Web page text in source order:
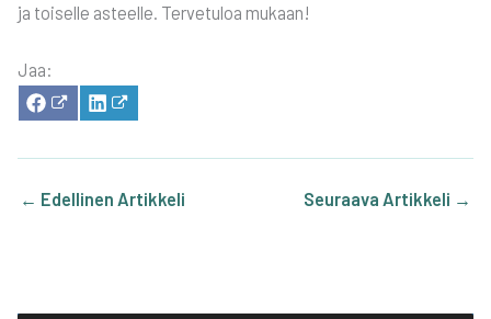
ja toi­sel­le asteel­le. Ter­ve­tu­loa mukaan!
Jaa:
SHA­
RE
FACE­
SHA­
RE
LIN­
← Edellinen Artikkeli Seuraava Artikkeli →